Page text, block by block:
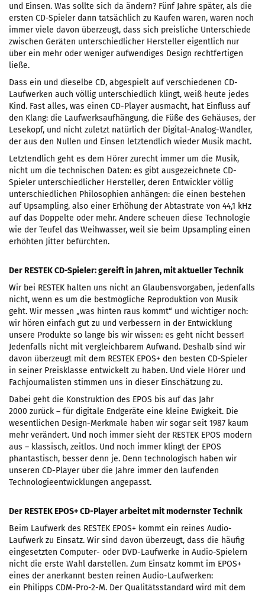
und Einsen. Was sollte sich da ändern? Fünf Jahre später, als die
ersten CD-Spieler dann tatsächlich zu Kaufen waren, waren noch
immer viele davon überzeugt, dass sich preisliche Unterschiede
zwischen Geräten unterschiedlicher Hersteller eigentlich nur
über ein mehr oder weniger aufwendiges Design rechtfertigen
ließe.
Dass ein und dieselbe CD, abgespielt auf verschiedenen CD-
Laufwerken auch völlig unterschiedlich klingt, weiß heute jedes
Kind. Fast alles, was einen CD-Player ausmacht, hat Einfluss auf
den Klang: die Laufwerksaufhängung, die Füße des Gehäuses, der
Lesekopf, und nicht zuletzt natürlich der Digital-Analog-Wandler,
der aus den Nullen und Einsen letztendlich wieder Musik macht.
Letztendlich geht es dem Hörer zurecht immer um die Musik,
nicht um die technischen Daten: es gibt ausgezeichnete CD-
Spieler unterschiedlicher Hersteller, deren Entwickler völlig
unterschiedlichen Philosophien anhängen: die einen bestehen
auf Upsampling, also einer Erhöhung der Abtastrate von 44,1 kHz
auf das Doppelte oder mehr. Andere scheuen diese Technologie
wie der Teufel das Weihwasser, weil sie beim Upsampling einen
erhöhten Jitter befürchten.
Der RESTEK CD-Spieler: gereift in Jahren, mit aktueller Technik
Wir bei RESTEK halten uns nicht an Glaubensvorgaben, jedenfalls
nicht, wenn es um die bestmögliche Reproduktion von Musik
geht. Wir messen „was hinten raus kommt“ und wichtiger noch:
wir hören einfach gut zu und verbessern in der Entwicklung
unsere Produkte so lange bis wir wissen: es geht nicht besser!
Jedenfalls nicht mit vergleichbarem Aufwand. Deshalb sind wir
davon überzeugt mit dem RESTEK EPOS+ den besten CD-Spieler
in seiner Preisklasse entwickelt zu haben. Und viele Hörer und
Fachjournalisten stimmen uns in dieser Einschätzung zu.
Dabei geht die Konstruktion des EPOS bis auf das Jahr
2000 zurück – für digitale Endgeräte eine kleine Ewigkeit. Die
wesentlichen Design-Merkmale haben wir sogar seit 1987 kaum
mehr verändert. Und noch immer sieht der RESTEK EPOS modern
aus – klassisch, zeitlos. Und noch immer klingt der EPOS
phantastisch, besser denn je. Denn technologisch haben wir
unseren CD-Player über die Jahre immer den laufenden
Technologieentwicklungen angepasst.
Der RESTEK EPOS+ CD-Player arbeitet mit modernster Technik
Beim Laufwerk des RESTEK EPOS+ kommt ein reines Audio-
Laufwerk zu Einsatz. Wir sind davon überzeugt, dass die häufig
eingesetzten Computer- oder DVD-Laufwerke in Audio-Spielern
nicht die erste Wahl darstellen. Zum Einsatz kommt im EPOS+
eines der anerkannt besten reinen Audio-Laufwerken:
ein Philipps CDM-Pro-2-M. Der Qualitätsstandard wird mit dem